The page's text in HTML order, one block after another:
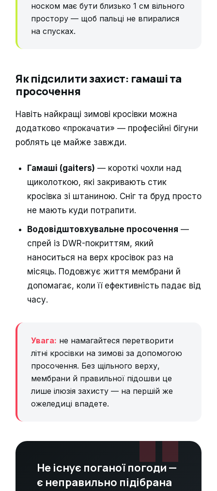
носком має бути близько 1 см вільного
простору — щоб пальці не впиралися
на спусках.
Як підсилити захист: гамаші та
просочення
Навіть найкращі зимові кросівки можна
додатково «прокачати» — професійні бігуни
роблять це майже завжди.
Гамаші (gaiters) — короткі чохли над
щиколоткою, які закривають стик
кросівка зі штаниною. Сніг та бруд просто
не мають куди потрапити.
Водовідштовхувальне просочення —
спрей із DWR-покриттям, який
наноситься на верх кросівок раз на
місяць. Подовжує життя мембрани й
допомагає, коли її ефективність падає від
часу.
Увага: не намагайтеся перетворити
літні кросівки на зимові за допомогою
просочення. Без щільного верху,
мембрани й правильної підошви це
лише ілюзія захисту — на першій же
ожеледиці впадете.
Не існує поганої погоди —
є неправильно підібрана